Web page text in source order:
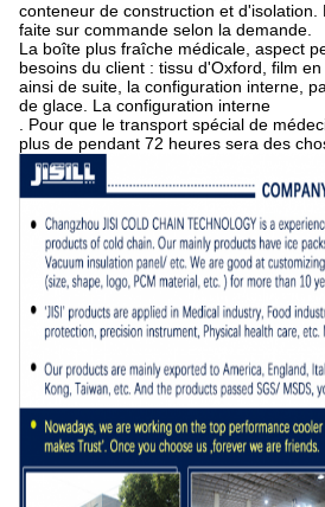
conteneur de construction et d'isolation.
faite sur commande selon la demande.
La boîte plus fraîche médicale, aspect
besoins du client : tissu d'Oxford, film
ainsi de suite, la configuration interne,
de glace. La configuration interne
. Pour que le transport spécial de
plus de pendant 72 heures sera des